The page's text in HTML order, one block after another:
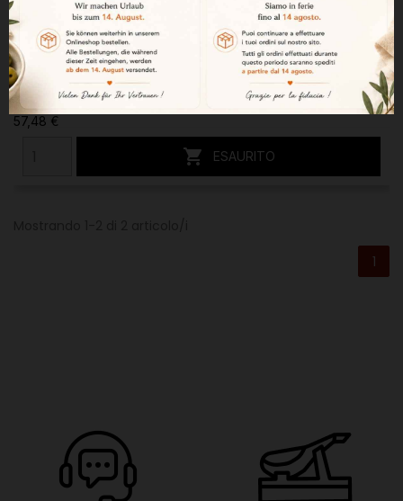
Spalla di Serrana Bodega
57,48 €
 ESAURITO
1